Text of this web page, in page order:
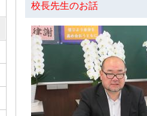
校長先生のお話